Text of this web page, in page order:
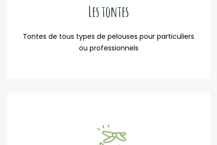
Les tontes
Tontes de tous types de pelouses pour particuliers
ou professionnels